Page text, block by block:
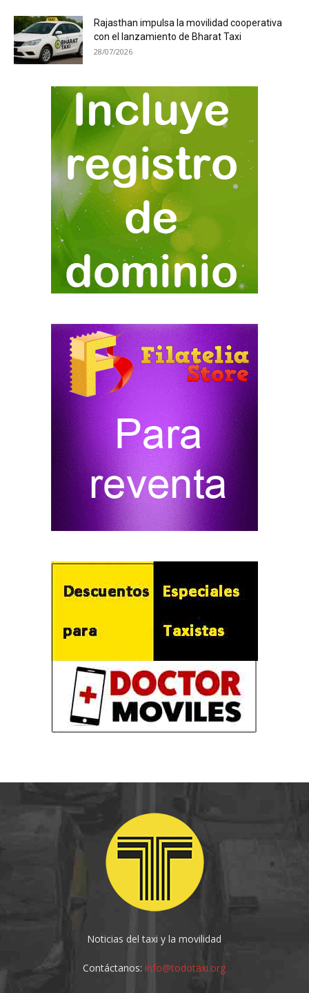
Rajasthan impulsa la movilidad cooperativa
con el lanzamiento de Bharat Taxi
28/07/2026
Noticias del taxi y la movilidad
Contáctanos:info@todotaxi.org